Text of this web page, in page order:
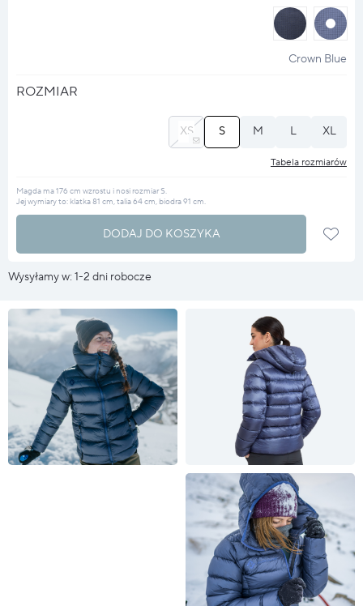
halo
halo
?
Crown Blue
ROZMIAR
XL
L
M
S
XS
Tabela rozmiarów
Magda ma 176 cm wzrostu i nosi rozmiar S.
Jej wymiary to: klatka 81 cm, talia 64 cm, biodra 91 cm.
DODAJ DO KOSZYKA
Wysyłamy w: 1-2 dni robocze